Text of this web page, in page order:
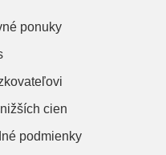
ponuky
cien
podmienky